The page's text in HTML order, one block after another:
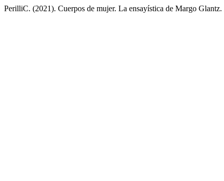
PerilliC. (2021). Cuerpos de mujer. La ensayística de Margo Glantz.